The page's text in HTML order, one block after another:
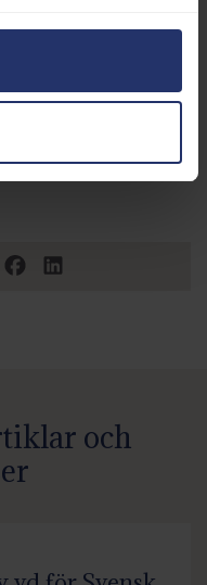
det mötet.
och